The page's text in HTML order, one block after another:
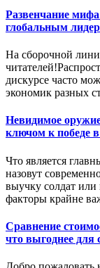
Развенчание
глобальным
На сборочной
дискурсе часто
экономик разных
Невидимое
ключом к победе
Что является
назовут
выучку солдат или
факторы крайне
Сравнение
что выгоднее для